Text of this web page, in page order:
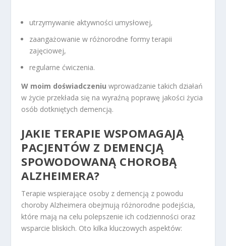
utrzymywanie aktywności umysłowej,
zaangażowanie w różnorodne formy terapii
zajęciowej,
regularne ćwiczenia.
W moim doświadczeniu wprowadzanie takich działań
w życie przekłada się na wyraźną poprawę jakości życia
osób dotkniętych demencją.
JAKIE TERAPIE WSPOMAGAJĄ
PACJENTÓW Z DEMENCJĄ
SPOWODOWANĄ CHOROBĄ
ALZHEIMERA?
Terapie wspierające osoby z demencją z powodu
choroby Alzheimera obejmują różnorodne podejścia,
które mają na celu polepszenie ich codzienności oraz
wsparcie bliskich. Oto kilka kluczowych aspektów: